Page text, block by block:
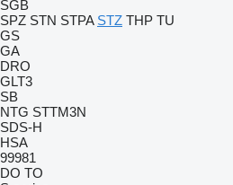
SGB
SPZ STN STPA STZ THP TU
GS
GA
DRO
GLT3
SB
NTG STTM3N
SDS-H
HSA
99981
DO TO